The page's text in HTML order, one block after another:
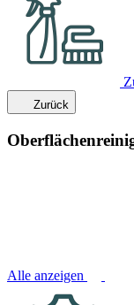
Zurück
Alle anzeigen